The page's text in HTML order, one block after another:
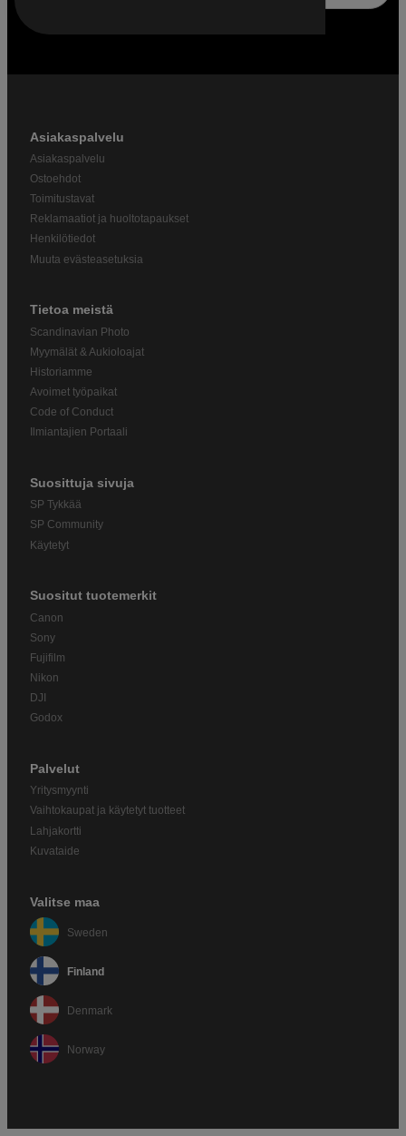
Asiakaspalvelu
Asiakaspalvelu
Ostoehdot
Toimitustavat
Reklamaatiot ja huoltotapaukset
Henkilötiedot
Muuta evästeasetuksia
Tietoa meistä
Scandinavian Photo
Myymälät & Aukioloajat
Historiamme
Avoimet työpaikat
Code of Conduct
Ilmiantajien Portaali
Suosittuja sivuja
SP Tykkää
SP Community
Käytetyt
Suositut tuotemerkit
Canon
Sony
Fujifilm
Nikon
DJI
Godox
Palvelut
Yritysmyynti
Vaihtokaupat ja käytetyt tuotteet
Lahjakortti
Kuvataide
Valitse maa
Sweden
Finland
Denmark
Norway